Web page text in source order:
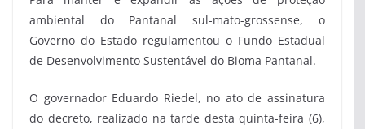
ambiental do Pantanal sul-mato-grossense, o
Governo do Estado regulamentou o Fundo Estadual
de Desenvolvimento Sustentável do Bioma Pantanal.
O governador Eduardo Riedel, no ato de assinatura
do decreto, realizado na tarde desta quinta-feira (6),